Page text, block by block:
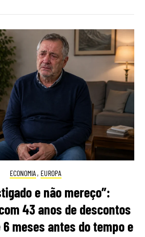
ECONOMIA , EUROPA
e não mereço”:
43 anos de descontos
meses antes do tempo e